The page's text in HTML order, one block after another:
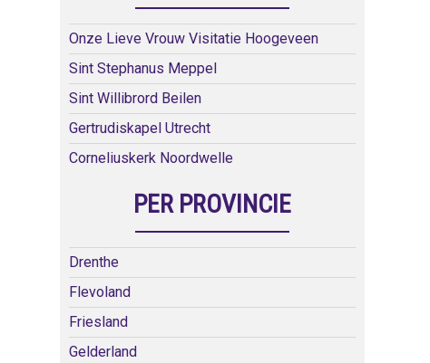
Onze Lieve Vrouw Visitatie Hoogeveen
Sint Stephanus Meppel
Sint Willibrord Beilen
Gertrudiskapel Utrecht
Corneliuskerk Noordwelle
PER PROVINCIE
Drenthe
Flevoland
Friesland
Gelderland